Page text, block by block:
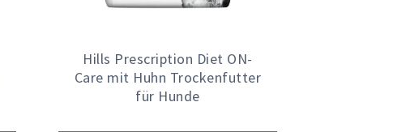
Hills Prescription Diet ON-
Care mit Huhn Trockenfutter
für Hunde